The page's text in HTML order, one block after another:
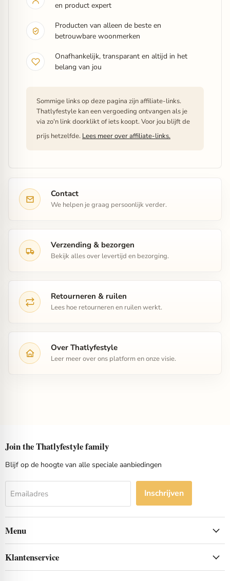
en product expert
Producten van alleen de beste en
betrouwbare woonmerken
Onafhankelijk, transparant en altijd in het
belang van jou
Sommige links op deze pagina zijn affiliate-links.
Thatlyfestyle kan een vergoeding ontvangen als je
via zo'n link doorklikt of iets koopt. Voor jou blijft de
prijs hetzelfde. Lees meer over affiliate-links.
Contact
We helpen je graag persoonlijk verder.
Verzending & bezorgen
Bekijk alles over levertijd en bezorging.
Retourneren & ruilen
Lees hoe retourneren en ruilen werkt.
Over Thatlyfestyle
Leer meer over ons platform en onze visie.
Join the Thatlyfestyle family
Blijf op de hoogte van alle speciale aanbiedingen
Emailadres Inschrijven
Menu
Klantenservice